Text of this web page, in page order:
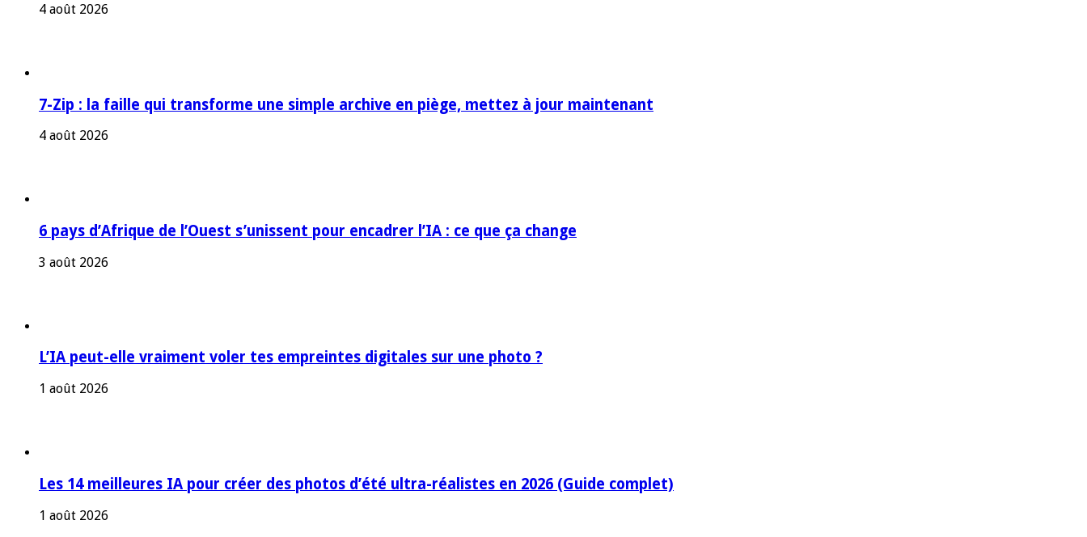
4 août 2026
7-Zip : la faille qui transforme une simple archive en piège, mettez à jour maintenant
4 août 2026
6 pays d’Afrique de l’Ouest s’unissent pour encadrer l’IA : ce que ça change
3 août 2026
L’IA peut-elle vraiment voler tes empreintes digitales sur une photo ?
1 août 2026
Les 14 meilleures IA pour créer des photos d’été ultra-réalistes en 2026 (Guide complet)
1 août 2026